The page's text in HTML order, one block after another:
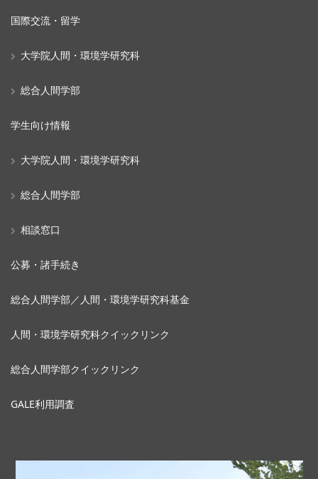
国際交流・留学
大学院人間・環境学研究科
総合人間学部
学生向け情報
大学院人間・環境学研究科
総合人間学部
相談窓口
公募・諸手続き
総合人間学部／人間・環境学研究科基金
人間・環境学研究科クイックリンク
総合人間学部クイックリンク
GALE利用調査